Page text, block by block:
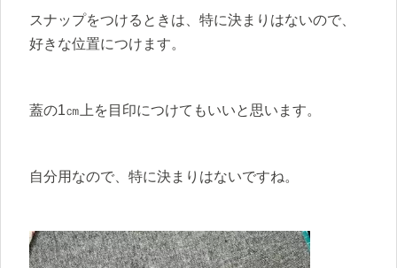
スナップをつけるときは、特に決まりはないので、
好きな位置につけます。
蓋の1㎝上を目印につけてもいいと思います。
自分用なので、特に決まりはないですね。